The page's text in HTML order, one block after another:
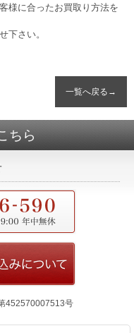
様に合ったお買取り方法を
下さい。
一覧へ戻る→
ちら
号